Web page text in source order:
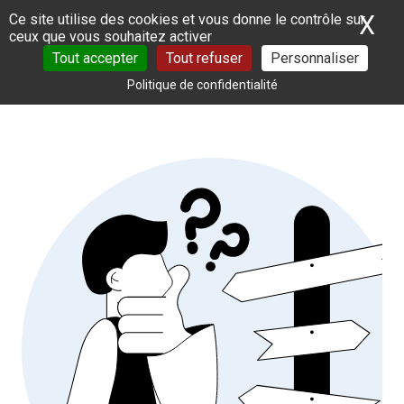
Panneau de gestion des cookies
Ce site utilise des cookies et vous donne le contrôle sur
ceux que vous souhaitez activer
Tout accepter
Tout refuser Personnaliser
Politique de confidentialité
X